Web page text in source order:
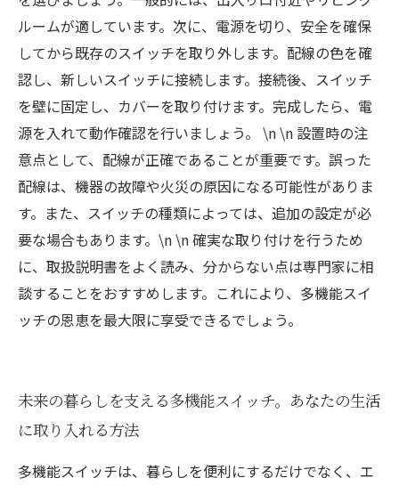
ルームが適しています。次に、電源を切り、安全を確保
してから既存のスイッチを取り外します。配線の色を確
認し、新しいスイッチに接続します。接続後、スイッチ
を壁に固定し、カバーを取り付けます。完成したら、電
源を入れて動作確認を行いましょう。 \n \n 設置時の注
意点として、配線が正確であることが重要です。誤った
配線は、機器の故障や火災の原因になる可能性がありま
す。また、スイッチの種類によっては、追加の設定が必
要な場合もあります。\n \n 確実な取り付けを行うため
に、取扱説明書をよく読み、分からない点は専門家に相
談することをおすすめします。これにより、多機能スイ
ッチの恩恵を最大限に享受できるでしょう。
未来の暮らしを支える多機能スイッチ。あなたの生活
に取り入れる方法
多機能スイッチは、暮らしを便利にするだけでなく、エ